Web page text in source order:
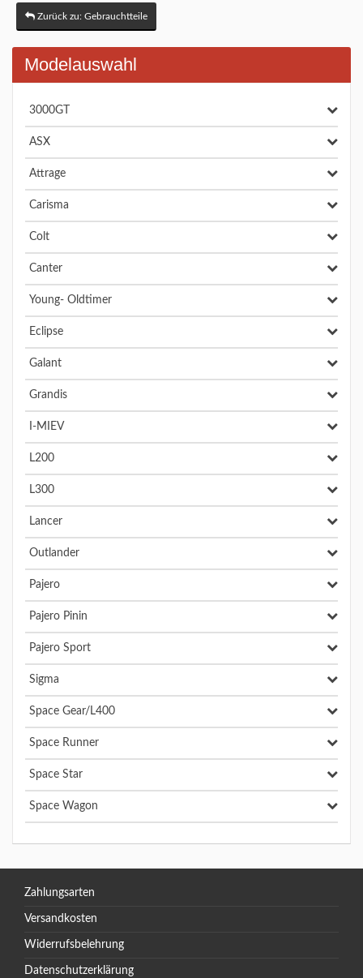
Zurück zu: Gebrauchtteile
Modelauswahl
3000GT
ASX
Attrage
Carisma
Colt
Canter
Young- Oldtimer
Eclipse
Galant
Grandis
I-MIEV
L200
L300
Lancer
Outlander
Pajero
Pajero Pinin
Pajero Sport
Sigma
Space Gear/L400
Space Runner
Space Star
Space Wagon
Zahlungsarten
Versandkosten
Widerrufsbelehrung
Datenschutzerklärung